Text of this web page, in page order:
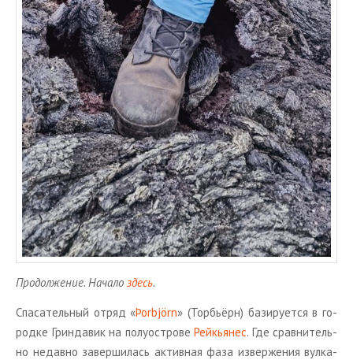
Про­дол­же­ние. На­ча­ло здесь.
Спа­са­тель­ный отряд «Þorbjörn» (Тор­бьёрн) ба­зи­ру­ет­ся в го­
род­ке Грин­да­вик на по­лу­ост­ро­ве Рейкья­нес. Где срав­ни­тель­
но недав­но за­вер­ши­лась ак­тив­ная фаза из­вер­же­ния вул­ка­